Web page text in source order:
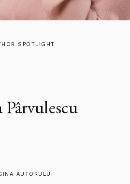
SPOTLIGHT
Pârvulescu
AUTORULUI